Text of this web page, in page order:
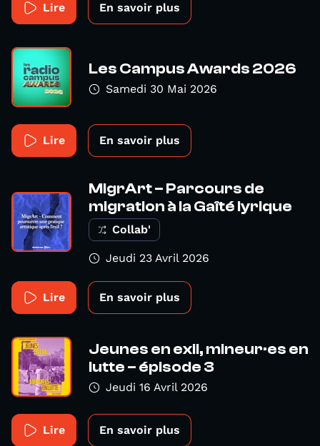
Lire En savoir plus
Les Campus Awards 2026
Samedi 30 Mai 2026
Lire En savoir plus
MigrArt – Parcours de
migration à la Gaîté lyrique
Collab'
Jeudi 23 Avril 2026
Lire En savoir plus
Jeunes en exil, mineur·es en
lutte – épisode 3
Jeudi 16 Avril 2026
Lire En savoir plus